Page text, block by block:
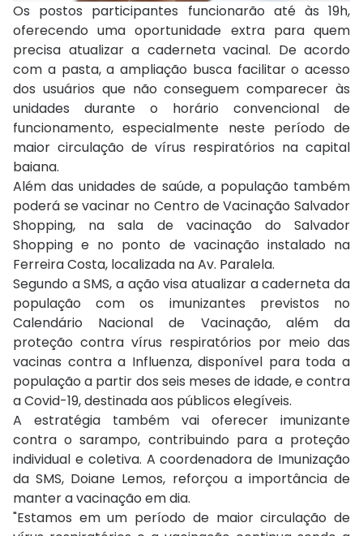
Os postos participantes funcionarão até às 19h,
oferecendo uma oportunidade extra para quem
precisa atualizar a caderneta vacinal. De acordo
com a pasta, a ampliação busca facilitar o acesso
dos usuários que não conseguem comparecer às
unidades durante o horário convencional de
funcionamento, especialmente neste período de
maior circulação de vírus respiratórios na capital
baiana.
Além das unidades de saúde, a população também
poderá se vacinar no Centro de Vacinação Salvador
Shopping, na sala de vacinação do Salvador
Shopping e no ponto de vacinação instalado na
Ferreira Costa, localizada na Av. Paralela.
Segundo a SMS, a ação visa atualizar a caderneta da
população com os imunizantes previstos no
Calendário Nacional de Vacinação, além da
proteção contra vírus respiratórios por meio das
vacinas contra a Influenza, disponível para toda a
população a partir dos seis meses de idade, e contra
a Covid-19, destinada aos públicos elegíveis.
A estratégia também vai oferecer imunizante
contra o sarampo, contribuindo para a proteção
individual e coletiva. A coordenadora de Imunização
da SMS, Doiane Lemos, reforçou a importância de
manter a vacinação em dia.
"Estamos em um período de maior circulação de